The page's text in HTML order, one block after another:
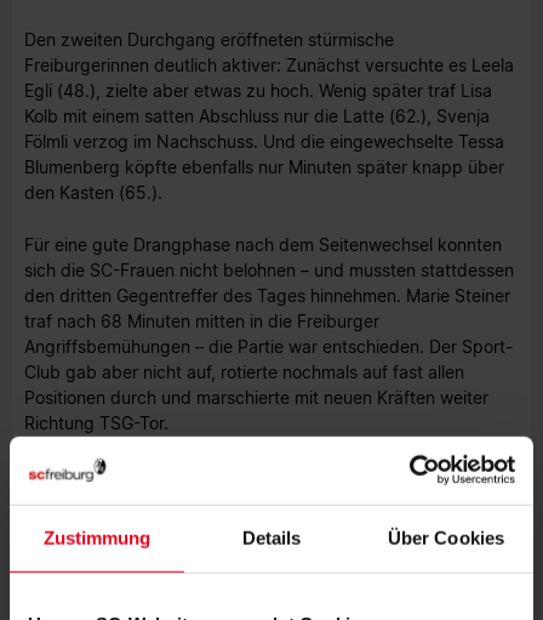
Zustimmung Details Über Cookies
Den zweiten Durchgang eröffneten stürmische
Freiburgerinnen deutlich aktiver: Zunächst versuchte es Leela
Egli (48.), zielte aber etwas zu hoch. Wenig später traf Lisa
Kolb mit einem satten Abschluss nur die Latte (62.), Svenja
Fölmli verzog im Nachschuss. Und die eingewechselte Tessa
Blumenberg köpfte ebenfalls nur Minuten später knapp über
den Kasten (65.).
Für eine gute Drangphase nach dem Seitenwechsel konnten
sich die SC-Frauen nicht belohnen – und mussten stattdessen
den dritten Gegentreffer des Tages hinnehmen. Marie Steiner
traf nach 68 Minuten mitten in die Freiburger
Angriffsbemühungen – die Partie war entschieden. Der Sport-
Club gab aber nicht auf, rotierte nochmals auf fast allen
Positionen durch und marschierte mit neuen Kräften weiter
Richtung TSG-Tor.
Doch die Freiburgerinnen scheiterten zu oft an sich selbst: Zu
Ballverluste verhinderten vor den gut 200 Zuschauer/innen
einen eigenen Treffer. In der Schlussphase schenkte Cerci
dem SC nach einem Abwehrschnitzer sogar noch das 0:4 ein